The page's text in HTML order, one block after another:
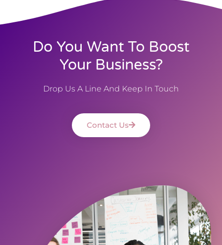
Do You Want To Boost
Your Business?
Drop Us A Line And Keep In Touch
Contact Us